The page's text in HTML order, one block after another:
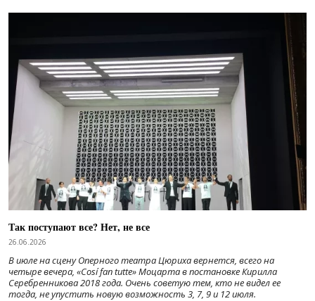
Так поступают все? Нет, не все
26.06.2026
В июле на сцену Оперного театра Цюриха вернется, всего на
четыре вечера, «Cosí fan tutte» Моцарта в постановке Кирилла
Серебренникова 2018 года. Очень советую тем, кто не видел ее
тогда, не упустить новую возможность 3, 7, 9 и 12 июля.